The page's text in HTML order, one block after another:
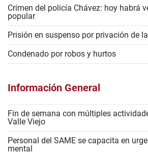
Crimen del policía Chávez: hoy habrá
popular
Prisión en suspenso por privación de
Condenado por robos y hurtos
Información General
Fin de semana con múltiples
Valle Viejo
Personal del SAME se capacita en
mental